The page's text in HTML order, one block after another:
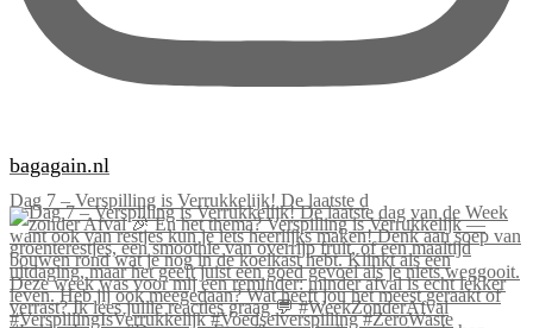
bagagain.nl
Dag 7 – Verspilling is Verrukkelijk! De laatste d